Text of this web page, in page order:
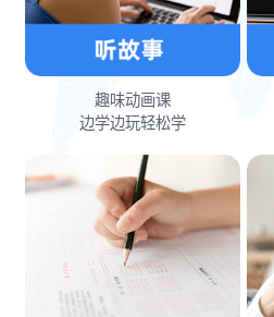
趣味动画课
边学边玩轻松学